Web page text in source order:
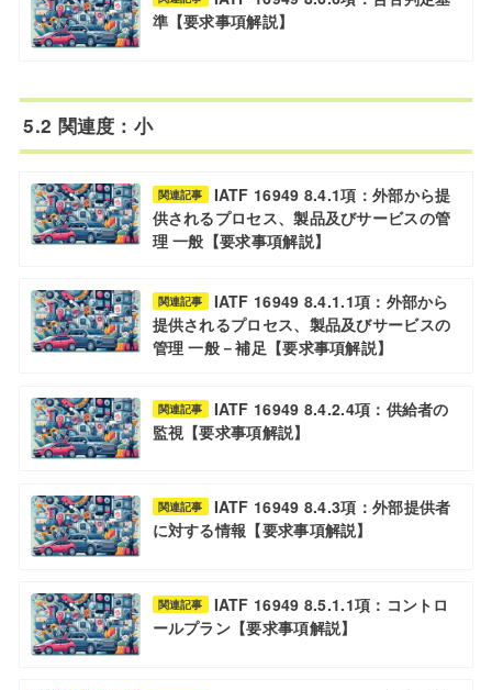
準【要求事項解説】
5.2 関連度：小
関連記事
IATF 16949 8.4.1項：外部から提
供されるプロセス、製品及びサービスの管
理 一般【要求事項解説】
関連記事
IATF 16949 8.4.1.1項：外部から
提供されるプロセス、製品及びサービスの
管理 一般－補足【要求事項解説】
関連記事
IATF 16949 8.4.2.4項：供給者の
監視【要求事項解説】
関連記事
IATF 16949 8.4.3項：外部提供者
に対する情報【要求事項解説】
関連記事
IATF 16949 8.5.1.1項：コントロ
ールプラン【要求事項解説】